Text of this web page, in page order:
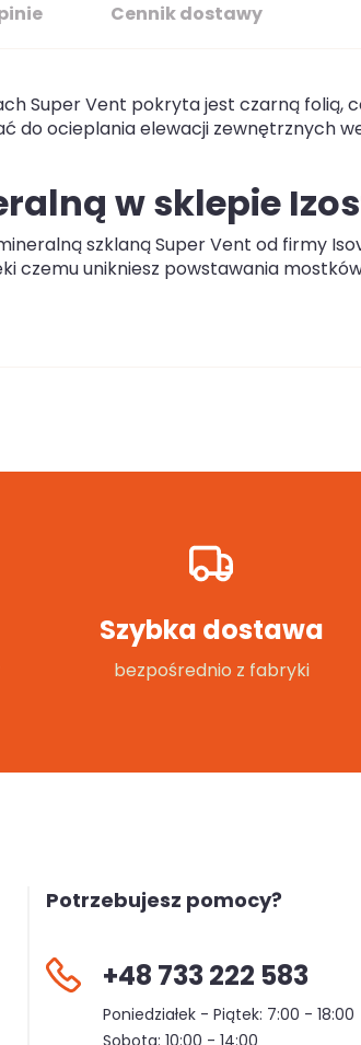
Cennik dostawy
Super Vent pokryta jest czarną folią,
do ocieplania elewacji zewnętrznych
w sklepie
szklaną Super Vent od firmy
czemu unikniesz powstawania
Szybka dostawa
bezpośrednio z fabryki
Potrzebujesz pomocy?
+48 733 222 583
Poniedziałek - Piątek: 7:00 - 18:00
Sobota: 10:00 - 14:00